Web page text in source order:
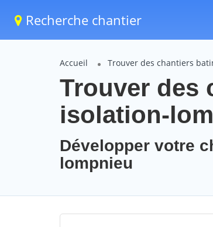
Recherche chantier
Accueil Trouver des chantiers
Trouver des
isolation-
Développer votre
lompnieu